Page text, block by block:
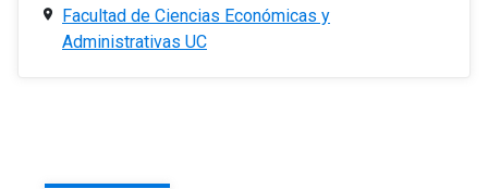
Facultad de Ciencias Económicas y
Administrativas UC